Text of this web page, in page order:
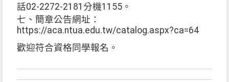
話02-2272-2181分機1155。
七、簡章公告網址：
https://aca.ntua.edu.tw/catalog.aspx?ca=64
歡迎符合資格同學報名。